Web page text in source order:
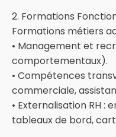
2. Formations
Formations métiers
• Management et
comportementaux).
• Compétences
commerciale,
• Externalisation RH :
tableaux de bord,